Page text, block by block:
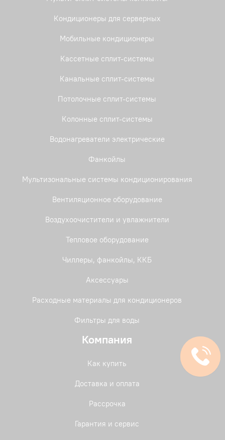
Кондиционеры для серверных
Мобильные кондиционеры
Кассетные сплит-системы
Канальные сплит-системы
Потолочные сплит-системы
Колонные сплит-системы
Водонагреватели электрические
Фанкойлы
Мультизональные системы кондиционирования
Вентиляционное оборудование
Воздухоочистители и увлажнители
Тепловое оборудование
Чиллеры, фанкойлы, ККБ
Аксессуары
Расходные материалы для кондиционеров
Фильтры для воды
Компания
Как купить
Доставка и оплата
Рассрочка
Гарантия и сервис